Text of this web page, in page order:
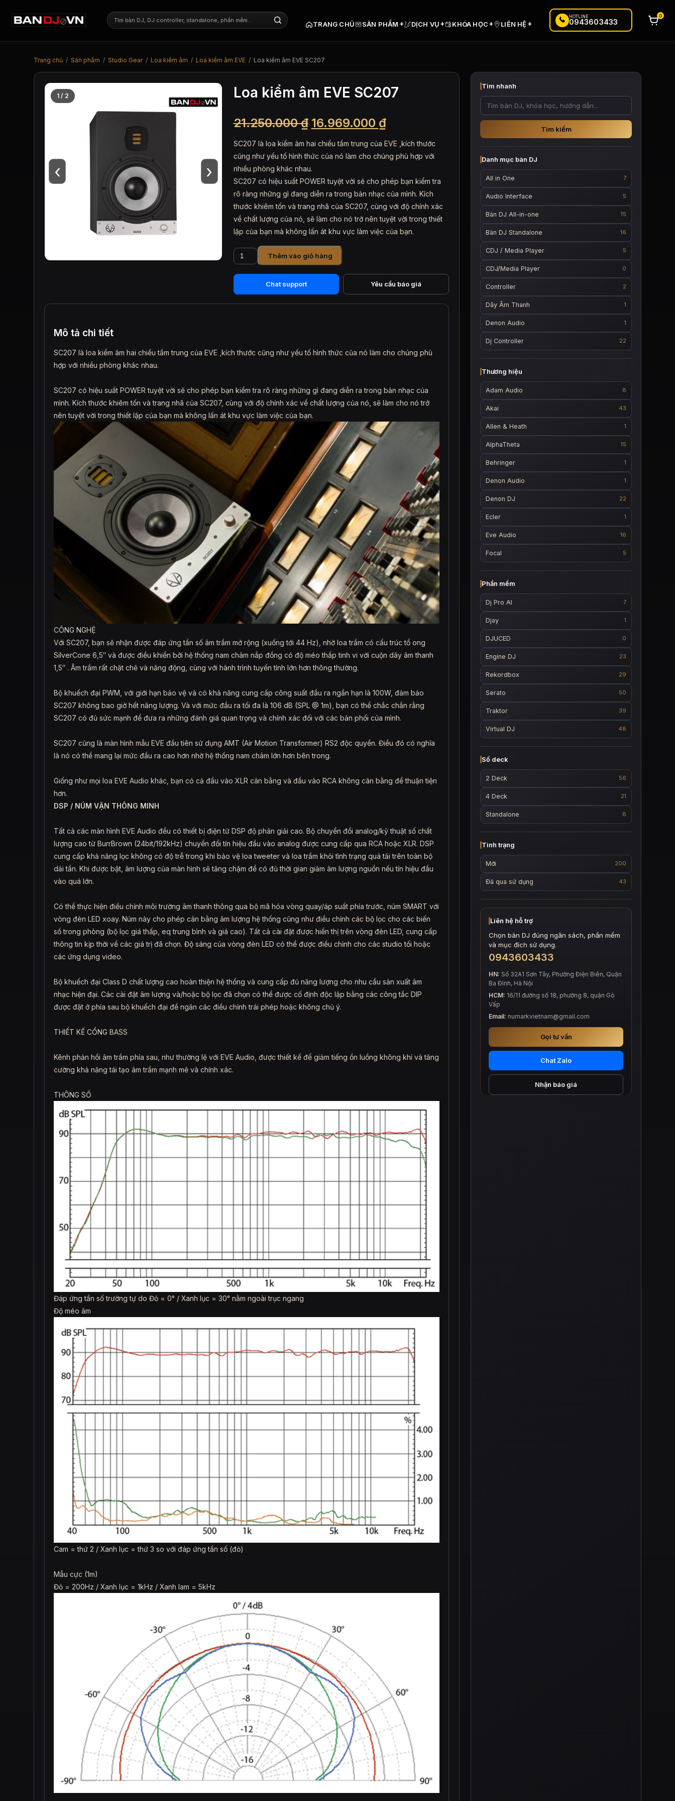
TRANG CHỦ SẢN PHẨM + DỊCH VỤ+ KHÓA HỌC+ LIÊN HỆ +
HOTLINE
0943603433
0
Trang chủ / Sản phẩm / Studio Gear / Loa kiểm âm / Loa kiểm âm EVE / Loa kiểm âm EVE SC207
‹
1 / 2
›
Loa kiểm âm EVE SC207
21.250.000₫ Giá
gốc
là:
21.250.000 ₫.
16.969.000 ₫Giá
hiện
tại
là:
16.969.000 ₫.
SC207 là loa kiểm âm hai chiều tầm trung của EVE ,kích thước
cũng như yếu tố hình thức của nó làm cho chúng phù hợp với
nhiều phòng khác nhau.
SC207 có hiệu suất POWER tuyệt vời sẽ cho phép bạn kiểm tra
rõ ràng những gì đang diễn ra trong bản nhạc của mình. Kích
thước khiêm tốn và trang nhã của SC207, cùng với độ chính xác
về chất lượng của nó, sẽ làm cho nó trở nên tuyệt vời trong thiết
lập của bạn mà không lấn át khu vực làm việc của bạn.
Loa
kiểm
EVE
SC207
Thêm vào giỏ hàng
Chat support Yêu cầu báo giá
Mô tả chi tiết
SC207 là loa kiểm âm hai chiều tầm trung của EVE ,kích thước cũng như yếu tố hình thức của nó làm cho chúng phù
hợp với nhiều phòng khác nhau.
SC207 có hiệu suất POWER tuyệt vời sẽ cho phép bạn kiểm tra rõ ràng những gì đang diễn ra trong bản nhạc của
mình. Kích thước khiêm tốn và trang nhã của SC207, cùng với độ chính xác về chất lượng của nó, sẽ làm cho nó trở
nên tuyệt vời trong thiết lập của bạn mà không lấn át khu vực làm việc của bạn.
CÔNG NGHỆ
Với SC207, bạn sẽ nhận được đáp ứng tần số âm trầm mở rộng (xuống tới 44 Hz), nhờ loa trầm có cấu trúc tổ ong
SilverCone 6,5″ và được điều khiển bởi hệ thống nam châm nắp đồng có độ méo thấp tinh vi với cuộn dây âm thanh
1,5″ . Âm trầm rất chặt chẽ và năng động, cùng với hành trình tuyến tính lớn hơn thông thường.
Bộ khuếch đại PWM, với giới hạn bảo vệ và có khả năng cung cấp công suất đầu ra ngắn hạn là 100W, đảm bảo
SC207 không bao giờ hết năng lượng. Và với mức đầu ra tối đa là 106 dB (SPL @ 1m), bạn có thể chắc chắn rằng
SC207 có đủ sức mạnh để đưa ra những đánh giá quan trọng và chính xác đối với các bản phối của mình.
SC207 cũng là màn hình mẫu EVE đầu tiên sử dụng AMT (Air Motion Transformer) RS2 độc quyền. Điều đó có nghĩa
là nó có thể mang lại mức đầu ra cao hơn nhờ hệ thống nam châm lớn hơn bên trong.
Giống như mọi loa EVE Audio khác, bạn có cả đầu vào XLR cân bằng và đầu vào RCA không cân bằng để thuận tiện
hơn.
DSP / NÚM VẶN THÔNG MINH
Tất cả các màn hình EVE Audio đều có thiết bị điện tử DSP độ phân giải cao. Bộ chuyển đổi analog/kỹ thuật số chất
lượng cao từ BurrBrown (24bit/192kHz) chuyển đổi tín hiệu đầu vào analog được cung cấp qua RCA hoặc XLR. DSP
cung cấp khả năng lọc không có độ trễ trong khi bảo vệ loa tweeter và loa trầm khỏi tình trạng quá tải trên toàn bộ
dải tần. Khi được bật, âm lượng của màn hình sẽ tăng chậm để có đủ thời gian giảm âm lượng nguồn nếu tín hiệu đầu
vào quá lớn.
Có thể thực hiện điều chỉnh môi trường âm thanh thông qua bộ mã hóa vòng quay/áp suất phía trước, núm SMART với
vòng đèn LED xoay. Núm này cho phép cân bằng âm lượng hệ thống cũng như điều chỉnh các bộ lọc cho các biến
số trong phòng (bộ lọc giá thấp, eq trung bình và giá cao). Tất cả cài đặt được hiển thị trên vòng đèn LED, cung cấp
thông tin kịp thời về các giá trị đã chọn. Độ sáng của vòng đèn LED có thể được điều chỉnh cho các studio tối hoặc
các ứng dụng video.
Bộ khuếch đại Class D chất lượng cao hoàn thiện hệ thống và cung cấp đủ năng lượng cho nhu cầu sản xuất âm
nhạc hiện đại. Các cài đặt âm lượng và/hoặc bộ lọc đã chọn có thể được cố định độc lập bằng các công tắc DIP
được đặt ở phía sau bộ khuếch đại để ngăn các điều chỉnh trái phép hoặc không chủ ý.
THIẾT KẾ CỔNG BASS
Kênh phản hồi âm trầm phía sau, như thường lệ với EVE Audio, được thiết kế để giảm tiếng ồn luồng không khí và tăng
cường khả năng tái tạo âm trầm mạnh mẽ và chính xác.
THÔNG SỐ
Đáp ứng tần số trường tự do Đỏ = 0° / Xanh lục = 30° nằm ngoài trục ngang
Độ méo âm
Cam = thứ 2 / Xanh lục = thứ 3 so với đáp ứng tần số (đỏ)
Mẫu cực (1m)
Đỏ = 200Hz / Xanh lục = 1kHz / Xanh lam = 5kHz
Tìm nhanh
Tìm kiếm
Danh mục bàn DJ
All in One 7
Audio Interface 5
Bàn DJ All-in-one 15
Bàn DJ Standalone 16
CDJ / Media Player 5
CDJ/Media Player 0
Controller 2
Dây Âm Thanh 1
Denon Audio 1
Dj Controller 22
Thương hiệu
Adam Audio 8
Akai 43
Allen & Heath 1
AlphaTheta 15
Behringer 1
Denon Audio 1
Denon DJ 22
Ecler 1
Eve Audio 16
Focal 5
Phần mềm
Dj Pro AI 7
Djay 1
DJUCED 0
Engine DJ 23
Rekordbox 29
Serato 50
Traktor 39
Virtual DJ 48
Số deck
2 Deck 56
4 Deck 21
Standalone 8
Tình trạng
Mới 200
Đã qua sử dụng 43
Liên hệ hỗ trợ
Chọn bàn DJ đúng ngân sách, phần mềm
và mục đích sử dụng.
0943603433
HN: Số 32A1 Sơn Tây, Phường Điện Biên, Quận
Ba Đình, Hà Nội
HCM: 16/11 đường số 18, phường 8, quận Gò
Vấp
Email: numarkvietnam@gmail.com
Gọi tư vấn
Chat Zalo
Nhận báo giá